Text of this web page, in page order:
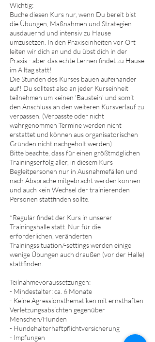
Wichtig:
Buche diesen Kurs nur, wenn Du bereit bist
die Übungen, Maßnahmen und Strategien
ausdauernd und intensiv zu Hause
umzusetzen. In den Praxiseinheiten vor Ort
leiten wir dich an und du übst dich in der
Praxis - aber das echte Lernen findet zu Hause
im Alltag statt!
Die Stunden des Kurses bauen aufeinander
auf! Du solltest also an jeder Kurseinheit
teilnehmen um keinen 'Baustein' und somit
den Anschluss an den weiteren Kursverlauf zu
verpassen. (Verpasste oder nicht
wahrgenommen Termine werden nicht
erstattet und können aus organisatorischen
Gründen nicht nachgeholt werden)
Bitte beachte, dass für einen größtmöglichen
Trainingserfolg aller, in diesem Kurs
Begleitpersonen nur in Ausnahmefällen und
nach Absprache mitgebracht werden können
und auch kein Wechsel der trainierenden
Personen stattfinden sollte.
*Regulär findet der Kurs in unserer
Trainingshalle statt. Nur für die
erforderlichen, veränderten
Trainingssituation/-settings werden einige
wenige Übungen auch draußen (vor der Halle)
stattfinden.
Teilnahmevoraussetzungen:
- Mindestalter: ca. 6 Monate
- Keine Agressionsthematiken mit ernsthaften
Verletzungsabsichten gegenüber
Menschen/Hunden
- Hundehalterhaftpflichtversicherung
- Impfungen